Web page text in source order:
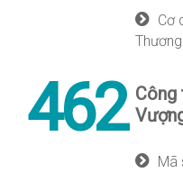
Cơ
462 Công
Mã